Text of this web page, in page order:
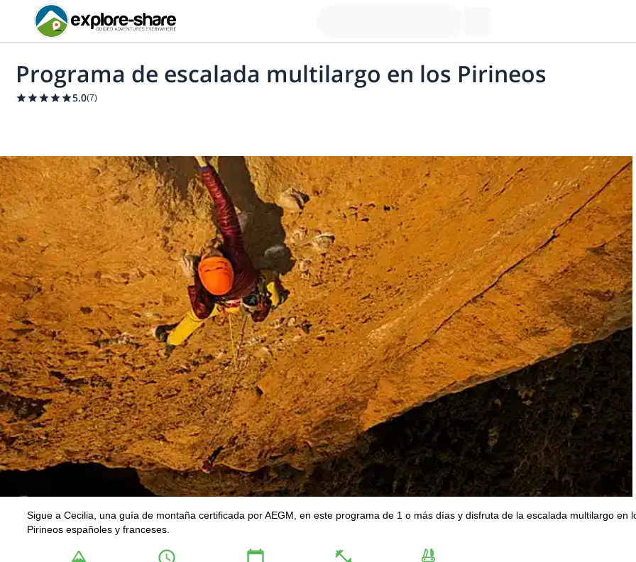
Programa de escalada multilargo en los Pirineos
5.0(7)
Sigue a Cecilia, una guía de montaña certificada por AEGM, en este programa de 1 o más días y disfruta de la escalada multilargo en
Pirineos españoles y franceses.